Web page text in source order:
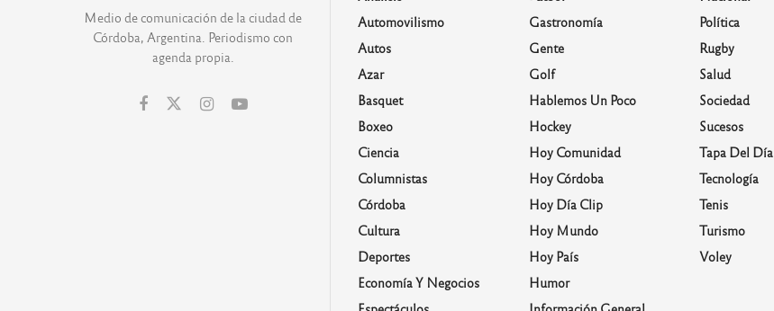
Medio de comunicación de la ciudad de
Córdoba, Argentina. Periodismo con
agenda propia.
Automovilismo
Autos
Azar
Basquet
Boxeo
Ciencia
Columnistas
Córdoba
Cultura
Deportes
Economía Y Negocios
Gastronomía
Gente
Golf
Hablemos Un Poco
Hockey
Hoy Comunidad
Hoy Córdoba
Hoy Día Clip
Hoy Mundo
Hoy País
Humor
Política
Rugby
Salud
Sociedad
Sucesos
Tapa Del Día
Tecnología
Tenis
Turismo
Voley